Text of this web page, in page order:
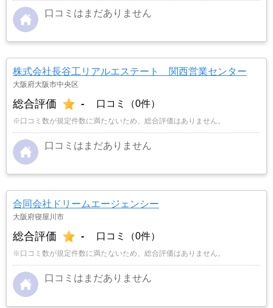
口コミはまだありません
株式会社長谷工リアルエステート 関西営業センター
大阪府大阪市中央区
総合評価 - 口コミ（0件）
※口コミ数が規定件数に満たないため、総合評価はありません。
口コミはまだありません
合同会社ドリームエージェンシー
大阪府寝屋川市
総合評価 - 口コミ（0件）
※口コミ数が規定件数に満たないため、総合評価はありません。
口コミはまだありません